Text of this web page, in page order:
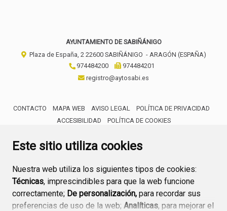
Este sitio utiliza cookies
Nuestra web utiliza los siguientes tipos de cookies:
Técnicas, imprescindibles para que la web funcione
correctamente; De personalización, para recordar sus
preferencias de uso de la web; Analíticas, para mejorar el
AYUNTAMIENTO DE SABIÑÁNIGO
Plaza de España, 2 22600 SABIÑÁNIGO - ARAGÓN (ESPAÑA)
974484200
974484201
registro@aytosabi.es
CONTACTO MAPA WEB AVISO LEGAL
POLÍTICA DE PRIVACIDAD
ACCESIBILIDAD
POLÍTICA DE COOKIES